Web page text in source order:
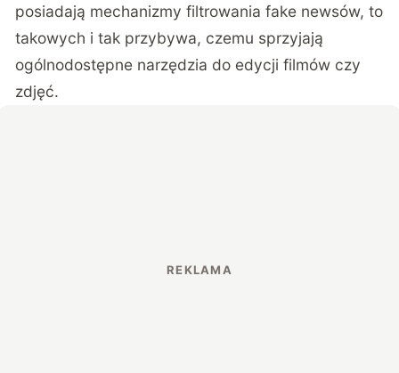
posiadają mechanizmy filtrowania fake newsów, to
takowych i tak przybywa, czemu sprzyjają
ogólnodostępne narzędzia do edycji filmów czy
zdjęć.